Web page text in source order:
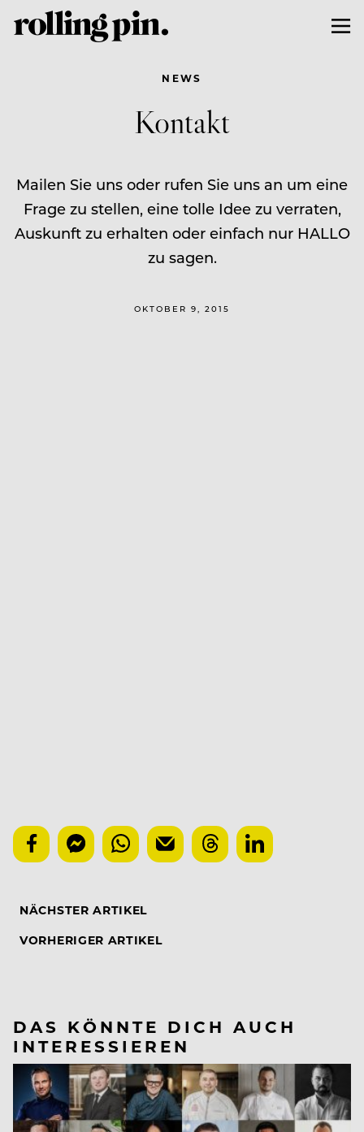
NEWS
Kontakt
Mailen Sie uns oder rufen Sie uns an um eine
Frage zu stellen, eine tolle Idee zu verraten,
Auskunft zu erhalten oder einfach nur HALLO
zu sagen.
OKTOBER 9, 2015
NÄCHSTER ARTIKEL
VORHERIGER ARTIKEL
DAS KÖNNTE DICH AUCH
INTERESSIEREN